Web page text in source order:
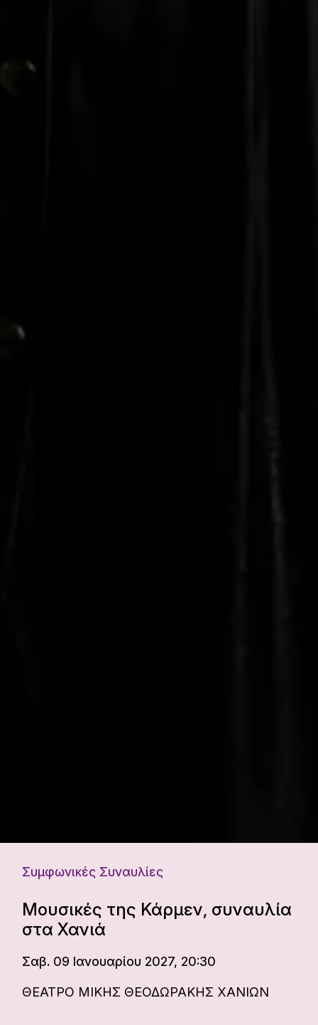
Συμφωνικές Συναυλίες
Μουσικές της Κάρμεν, συναυλία
στα Χανιά
Σαβ. 09 Ιανουαρίου 2027, 20:30
ΘΕΑΤΡΟ ΜΙΚΗΣ ΘΕΟΔΩΡΑΚΗΣ ΧΑΝΙΩΝ